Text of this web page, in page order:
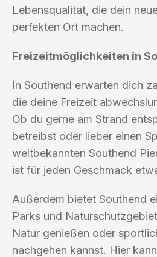
Lebensqualität, die dein
perfekten Ort machen.
Freizeitmöglichkeiten in
In Southend erwarten dich
die deine Freizeit
Ob du gerne am Strand
betreibst oder lieber einen
weltbekannten Southend
ist für jeden Geschmack
Außerdem bietet Southend
Parks und
Natur genießen oder
nachgehen kannst. Hier